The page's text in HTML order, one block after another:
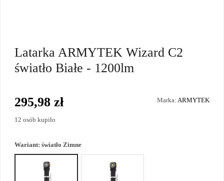
Latarka ARMYTEK Wizard C2
światło Białe - 1200lm
Marka: ARMYTEK
295,98 zł
12 osób kupiło
Wariant: światło Zimne